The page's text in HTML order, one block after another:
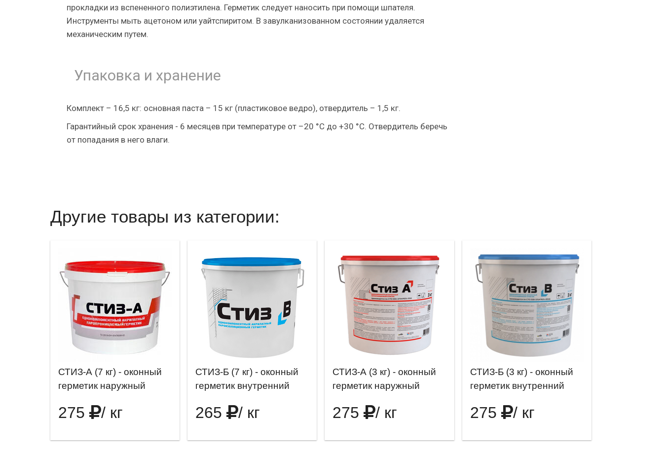
прокладки из вспененного полиэтилена. Герметик следует наносить при помощи шпателя.
Инструменты мыть ацетоном или уайтспиритом. В завулканизованном состоянии удаляется
механическим путем.
Упаковка и хранение
Комплект – 16,5 кг: основная паста – 15 кг (пластиковое ведро), отвердитель – 1,5 кг.
Гарантийный срок хранения - 6 месяцев при температуре от –20 °С до +30 °С. Отвердитель беречь
от попадания в него влаги.
Другие товары из категории:
СТИЗ-А (7 кг) - оконный
герметик наружный
275 / кг
СТИЗ-Б (7 кг) - оконный
герметик внутренний
265 / кг
СТИЗ-А (3 кг) - оконный
герметик наружный
275 / кг
СТИЗ-Б (3 кг) - оконный
герметик внутренний
275 / кг